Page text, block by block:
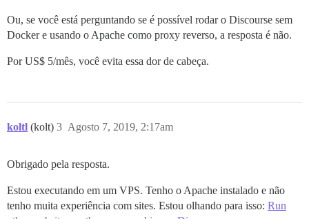
Ou, se você está perguntando se é possível rodar o Discourse sem
Docker e usando o Apache como proxy reverso, a resposta é não.
Por US$ 5/mês, você evita essa dor de cabeça.
koltl (kolt) Agosto 7, 2019, 2:17am
3
Obrigado pela resposta.
Estou executando em um VPS. Tenho o Apache instalado e não
tenho muita experiência com sites. Estou olhando para isso: Run